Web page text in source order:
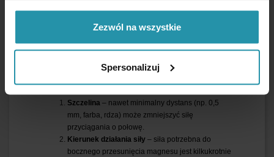
Zezwól na wszystkie
Spersonalizuj
brak szczeliny (bezpośredni styk),
prostopadła siła odrywająca,
Rzeczywisty udźwig zależy od następujących
Szczelina – nawet minimalny dystans (np. 0,5
mm, farba, rdza) może zmniejszyć siłę
przyciągania o połowę.
Kierunek działania siły – siła potrzebna do
bocznego przesunięcia magnesu jest kilkukrotnie